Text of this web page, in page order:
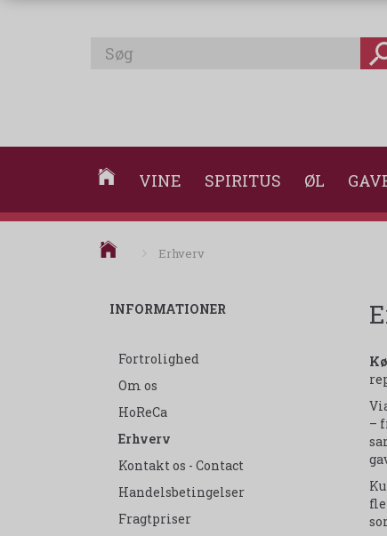
VINE SPIRITUS ØL
Erhverv
INFORMATIONER
Fortrolighed
Om os
HoReCa
Erhverv
Kontakt os - Contact
Handelsbetingelser
Fragtpriser
–